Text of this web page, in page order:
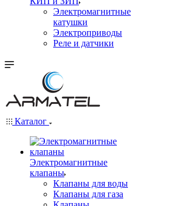
Электромагнитные
катушки
Электроприводы
Реле и датчики
Каталог
Электромагнитные
клапаны
Клапаны для воды
Клапаны для газа